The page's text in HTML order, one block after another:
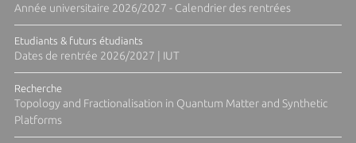
Année universitaire 2026/2027 - Calendrier des rentrées
Etudiants & futurs étudiants
Dates de rentrée 2026/2027 | IUT
Recherche
Topology and Fractionalisation in Quantum Matter and Synthetic
Platforms